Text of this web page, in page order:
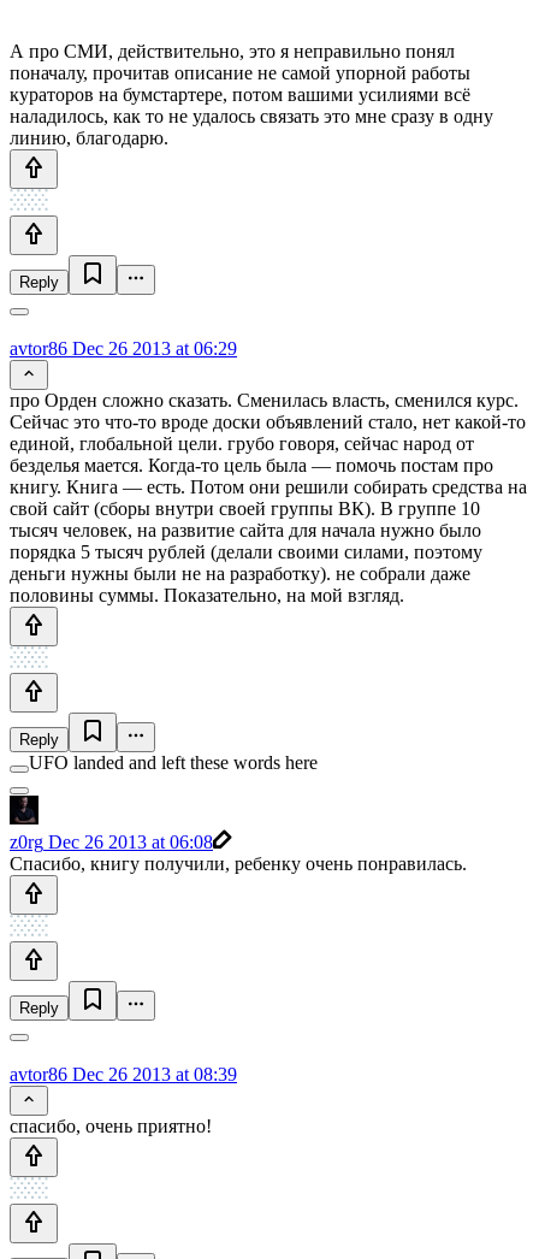
А про СМИ, действительно, это я неправильно понял
поначалу, прочитав описание не самой упорной работы
кураторов на бумстартере, потом вашими усилиями всё
наладилось, как то не удалось связать это мне сразу в одну
линию, благодарю.
Reply
avtor86 Dec 26 2013 at 06:29
про Орден сложно сказать. Сменилась власть, сменился курс.
Сейчас это что-то вроде доски объявлений стало, нет какой-то
единой, глобальной цели. грубо говоря, сейчас народ от
безделья мается. Когда-то цель была — помочь постам про
книгу. Книга — есть. Потом они решили собирать средства на
свой сайт (сборы внутри своей группы ВК). В группе 10
тысяч человек, на развитие сайта для начала нужно было
порядка 5 тысяч рублей (делали своими силами, поэтому
деньги нужны были не на разработку). не собрали даже
половины суммы. Показательно, на мой взгляд.
Reply
UFO landed and left these words here
z0rg Dec 26 2013 at 06:08
Спасибо, книгу получили, ребенку очень понравилась.
Reply
avtor86 Dec 26 2013 at 08:39
спасибо, очень приятно!